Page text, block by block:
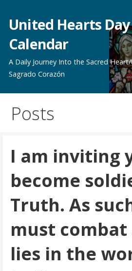
content
United Hearts Day
Calendar
A Daily Journey Into the Sacred
Sagrado Corazón
Posts
I am inviting
become
Truth. As
must combat
lies in the